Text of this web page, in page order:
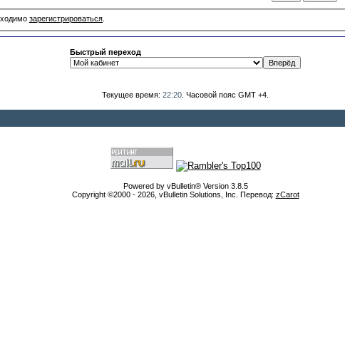
зарегистрироваться
Быстрый переход
Текущее время: 22:20 . Часовой пояс GMT +4.
Powered by vBulletin® Version 3.8.5
Copyright ©2000 - 2026, vBulletin Solutions, Inc. Перевод: zCarot